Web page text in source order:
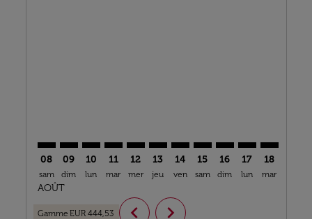
08
sam
AOÛT
09
dim
10
lun
11
mar
12
mer
13
jeu
14
ven
15
sam
16
dim
17
lun
18
mar
Gamme EUR 444,53 chevron_left chevron_right